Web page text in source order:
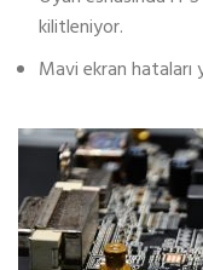
kilitleniyor.
Mavi ekran hataları